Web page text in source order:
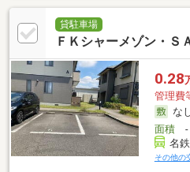
貸駐車場
ＦＫシャーメゾン・Ｓ
0.28
管理費
な
面積-
名
その他の